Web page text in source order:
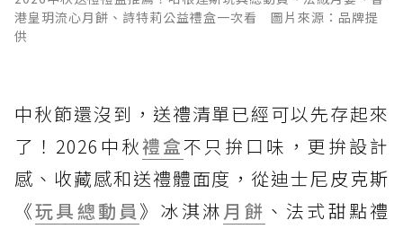
港皇玥流心月餅、詩特莉公益禮盒一次看 圖片來源：品牌提
供
中秋節還沒到，送禮清單已經可以先存起來
了！2026中秋禮盒不只拚口味，更拚設計
感、收藏感和送禮體面度，從迪士尼皮克斯
《玩具總動員 》冰淇淋月餅 、法式甜點禮